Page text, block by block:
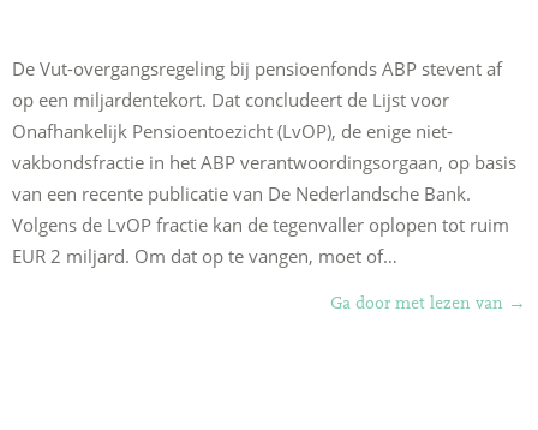
De Vut-overgangsregeling bij pensioenfonds ABP stevent af
op een miljardentekort. Dat concludeert de Lijst voor
Onafhankelijk Pensioentoezicht (LvOP), de enige niet-
vakbondsfractie in het ABP verantwoordingsorgaan, op basis
van een recente publicatie van De Nederlandsche Bank.
Volgens de LvOP fractie kan de tegenvaller oplopen tot ruim
EUR 2 miljard. Om dat op te vangen, moet of…
Ga door met lezen van →